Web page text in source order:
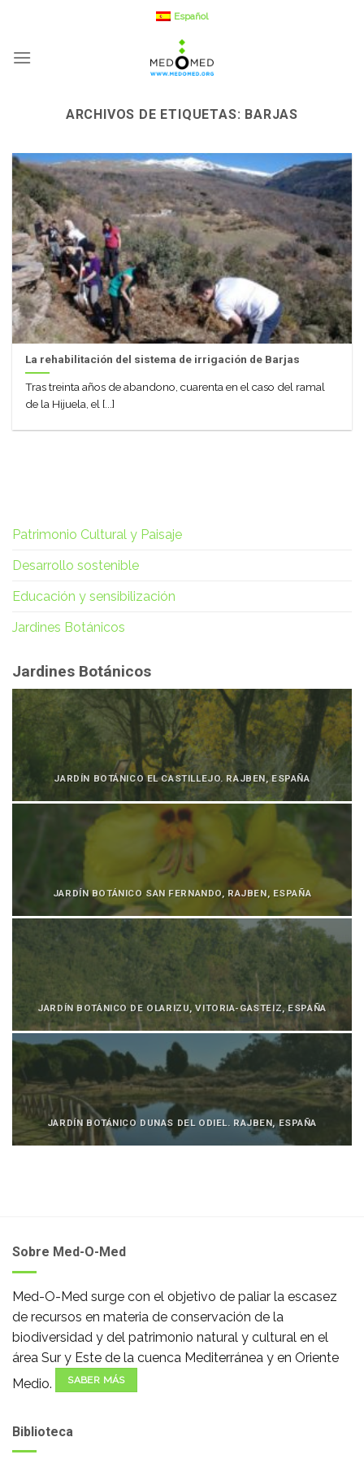
contenido
Español
ARCHIVOS DE ETIQUETAS: BARJAS
La rehabilitación del sistema de irrigación de Barjas
Tras treinta años de abandono, cuarenta en el caso del ramal
de la Hijuela, el [...]
Patrimonio Cultural y Paisaje
Desarrollo sostenible
Educación y sensibilización
Jardines Botánicos
Jardines Botánicos
JARDÍN BOTÁNICO EL CASTILLEJO. RAJBEN, ESPAÑA
JARDÍN BOTÁNICO SAN FERNANDO, RAJBEN, ESPAÑA
JARDÍN BOTÁNICO DE OLARIZU, VITORIA-GASTEIZ, ESPAÑA
JARDÍN BOTÁNICO DUNAS DEL ODIEL. RAJBEN, ESPAÑA
Sobre Med-O-Med
Med-O-Med surge con el objetivo de paliar la escasez
de recursos en materia de conservación de la
biodiversidad y del patrimonio natural y cultural en el
área Sur y Este de la cuenca Mediterránea y en Oriente
Medio.
SABER MÁS
Biblioteca